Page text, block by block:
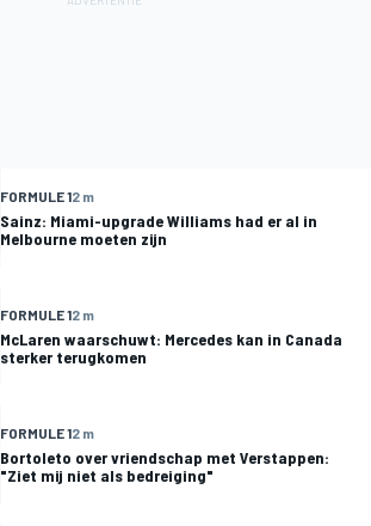
FORMULE 12 m
Sainz: Miami-upgrade Williams had er al in
Melbourne moeten zijn
FORMULE 12 m
McLaren waarschuwt: Mercedes kan in Canada
sterker terugkomen
FORMULE 12 m
Bortoleto over vriendschap met Verstappen:
"Ziet mij niet als bedreiging"